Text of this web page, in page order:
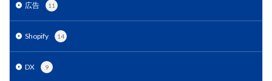
広告 11
Shopify 14
DX 9